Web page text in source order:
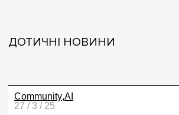
ДОТИЧНІ НОВИНИ
Community AI
27 / 3 / 25